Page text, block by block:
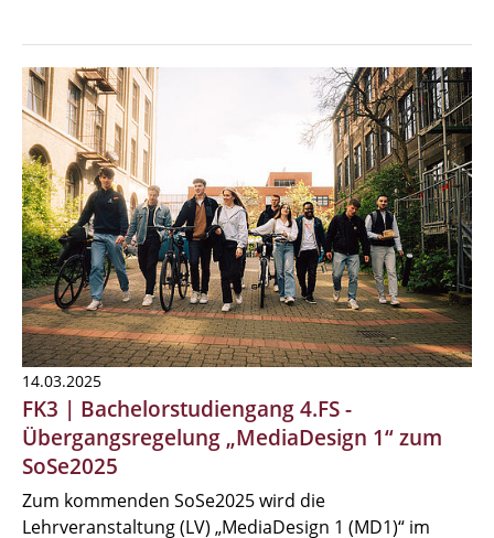
14.03.2025
FK3 | Bachelorstudiengang 4.FS -
Übergangsregelung „MediaDesign 1“ zum
SoSe2025
Zum kommenden SoSe2025 wird die
Lehrveranstaltung (LV) „MediaDesign 1 (MD1)“ im